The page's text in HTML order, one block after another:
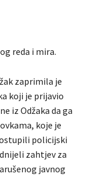
reda i mira.
zaprimila je
koji je prijavio
iz Odžaka da ga
koje je
policijski
zahtjev za
javnog